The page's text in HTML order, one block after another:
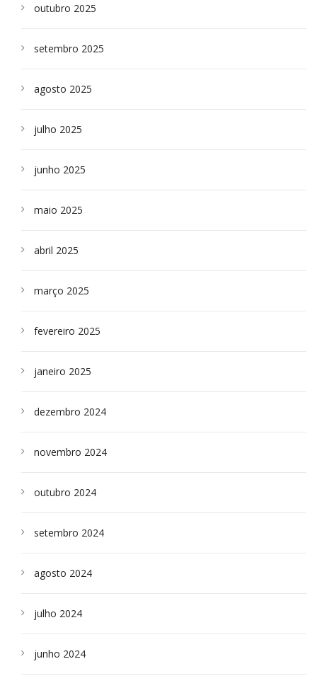
outubro 2025
setembro 2025
agosto 2025
julho 2025
junho 2025
maio 2025
abril 2025
março 2025
fevereiro 2025
janeiro 2025
dezembro 2024
novembro 2024
outubro 2024
setembro 2024
agosto 2024
julho 2024
junho 2024